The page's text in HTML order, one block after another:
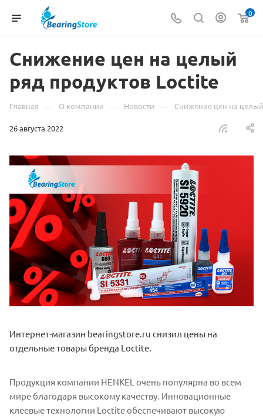
0
Снижение цен на целый
ряд продуктов Loctite
Главная — О компании — Новости — Снижение цен на
26 августа 2022
Интернет-магазин bearingstore.ru снизил цены на
отдельные товары бренда Loctite.
Продукция компании HENKEL очень популярна во всем
мире благодаря высокому качеству. Инновационные
клеевые технологии Loctite обеспечивают высокую